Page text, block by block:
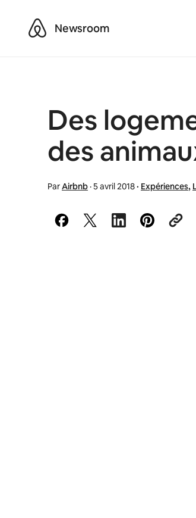
AirbnbNewsroom
Des
des
ParAirbnb·5 avril 2018· Expériences,